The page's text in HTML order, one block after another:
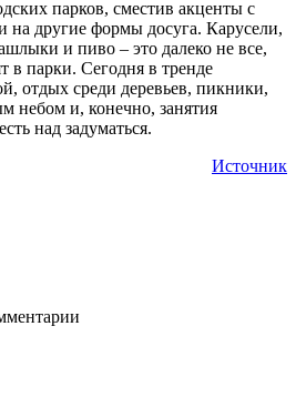
парков, сместив акценты с
на другие формы досуга. Карусели,
и пиво – это далеко не все,
в парки. Сегодня в тренде
отдых среди деревьев, пикники,
небом и, конечно, занятия
над задуматься.
Источник